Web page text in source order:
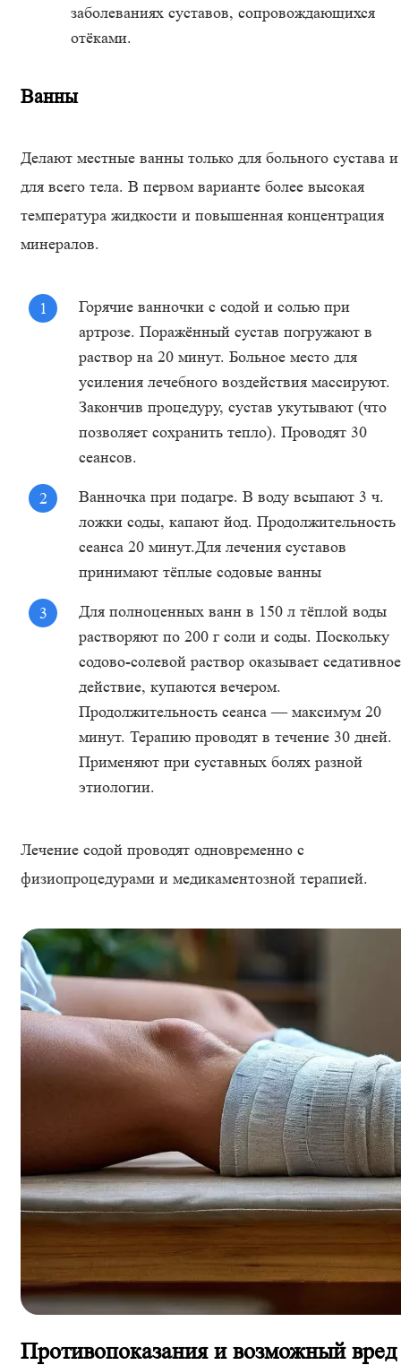
заболеваниях суставов, сопровождающихся
отёками.
Ванны
Делают местные ванны только для больного сустава и
для всего тела. В первом варианте более высокая
температура жидкости и повышенная концентрация
минералов.
Горячие ванночки с содой и солью при
артрозе. Поражённый сустав погружают в
раствор на 20 минут. Больное место для
усиления лечебного воздействия массируют.
Закончив процедуру, сустав укутывают (что
позволяет сохранить тепло). Проводят 30
сеансов.
Ванночка при подагре. В воду всыпают 3 ч.
ложки соды, капают йод. Продолжительность
сеанса 20 минут.Для лечения суставов
принимают тёплые содовые ванны
Для полноценных ванн в 150 л тёплой воды
растворяют по 200 г соли и соды. Поскольку
содово-солевой раствор оказывает седативное
действие, купаются вечером.
Продолжительность сеанса — максимум 20
минут. Терапию проводят в течение 30 дней.
Применяют при суставных болях разной
этиологии.
Лечение содой проводят одновременно с
физиопроцедурами и медикаментозной терапией.
Противопоказания и возможный вред